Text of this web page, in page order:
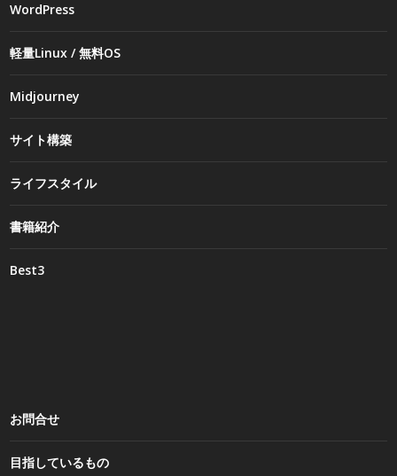
WordPress
軽量Linux / 無料OS
Midjourney
サイト構築
ライフスタイル
書籍紹介
Best3
お問合せ
目指しているもの